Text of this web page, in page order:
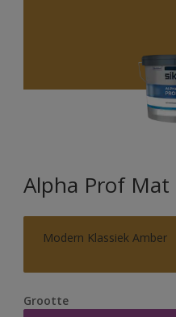
Alpha Prof Mat
Modern Klassiek Amber
Grootte